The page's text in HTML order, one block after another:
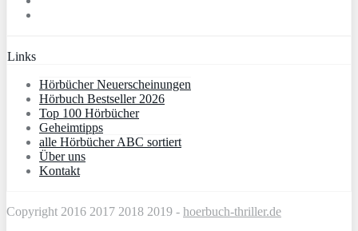
Links
Hörbücher Neuerscheinungen
Hörbuch Bestseller 2026
Top 100 Hörbücher
Geheimtipps
alle Hörbücher ABC sortiert
Über uns
Kontakt
Copyright 2016 2017 2018 2019 - hoerbuch-thriller.de